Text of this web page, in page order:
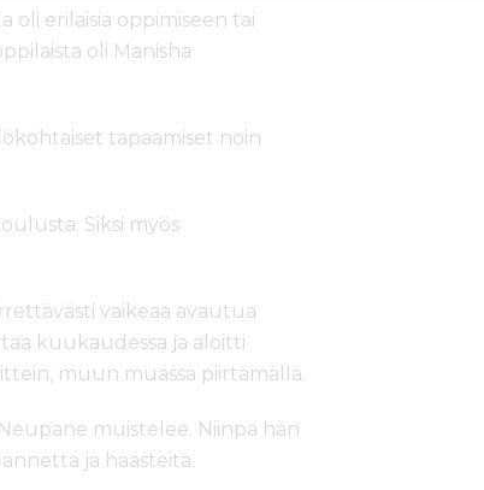
oli erilaisia oppimiseen tai
oli Manisha
tapaamiset noin
Siksi myös
vaikeaa avautua
kuukaudessa ja aloitti
muun muassa piirtämällä.
muistelee. Niinpä hän
ja haasteita.